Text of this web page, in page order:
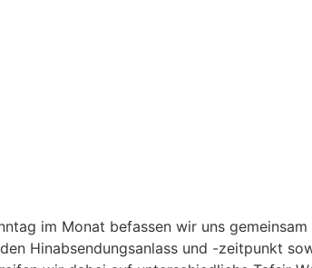
im Monat befassen wir uns
Hinabsendungsanlass und -zeitpunkt